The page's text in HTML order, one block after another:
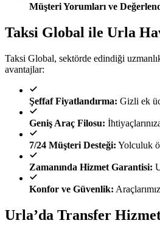
Müşteri Yorumları ve
Taksi Global ile Urla
Taksi Global, sektörde edindiği
avantajlar:
Şeffaf Fiyatlandırma: Gizli ek
Geniş Araç Filosu:
7/24 Müşteri Desteği: Yolculuk
Zamanında Hizmet Garantisi:
Konfor ve Güvenlik:
Urla’da Transfer